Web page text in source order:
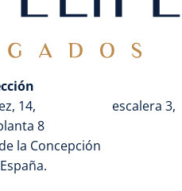
14, escalera 3,
8
la Concepción